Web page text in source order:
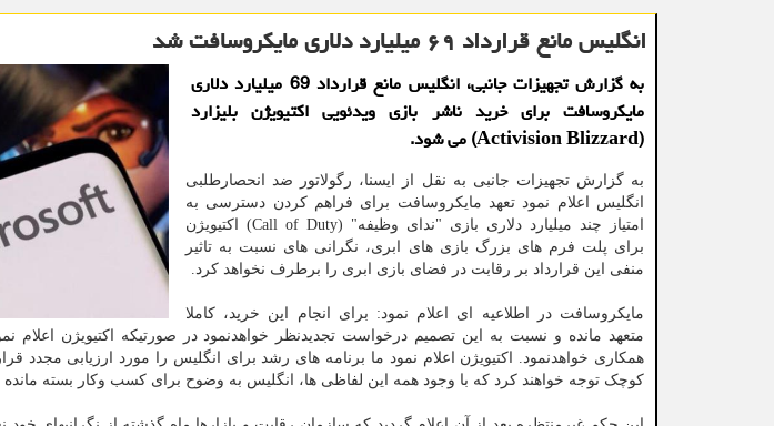
انگلیس مانع قرارداد ۶۹ میلیارد دلاری مایکروسافت شد
به گزارش تجهیزات جانبی، انگلیس مانع قرارداد 69 میلیارد دلاری
مایکروسافت برای خرید ناشر بازی ویدئویی اکتیویژن بلیزارد
(Activision Blizzard) می شود.
به گزارش تجهیزات جانبی به نقل از ایسنا، رگولاتور ضد انحصارطلبی
انگلیس اعلام نمود تعهد مایکروسافت برای فراهم کردن دسترسی به
امتیاز چند میلیارد دلاری بازی "ندای وظیفه" (Call of Duty) اکتیویژن
برای پلت فرم های بزرگ بازی های ابری، نگرانی های نسبت به تاثیر
منفی این قرارداد بر رقابت در فضای بازی ابری را برطرف نخواهد کرد.
مایکروسافت در اطلاعیه ای اعلام نمود: برای انجام این خرید، کاملا
متعهد مانده و نسبت به این تصمیم درخواست تجدیدنظر خواهدنمود در صورتیکه اکتیویژن اعلام
همکاری خواهدنمود. اکتیویژن اعلام نمود ما برنامه های رشد برای انگلیس را مورد ارزیابی مجدد
کوچک توجه خواهند کرد که با وجود همه این لفاظی ها، انگلیس به وضوح برای کسب وکار بسته